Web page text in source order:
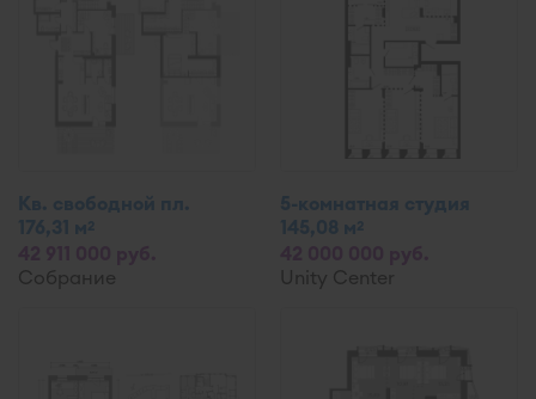
Кв. свободной пл.
176,31 м2
Собрание
5-комнатная студия
145,08 м2
Unity Center